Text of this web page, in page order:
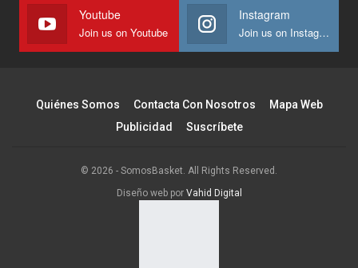
Youtube
Join us on Youtube
Instagram
Join us on Instagram
Quiénes Somos Contacta Con Nosotros
Mapa Web
Publicidad
Suscríbete
© 2026 - SomosBasket. All Rights Reserved.
Diseño web por Vahid Digital